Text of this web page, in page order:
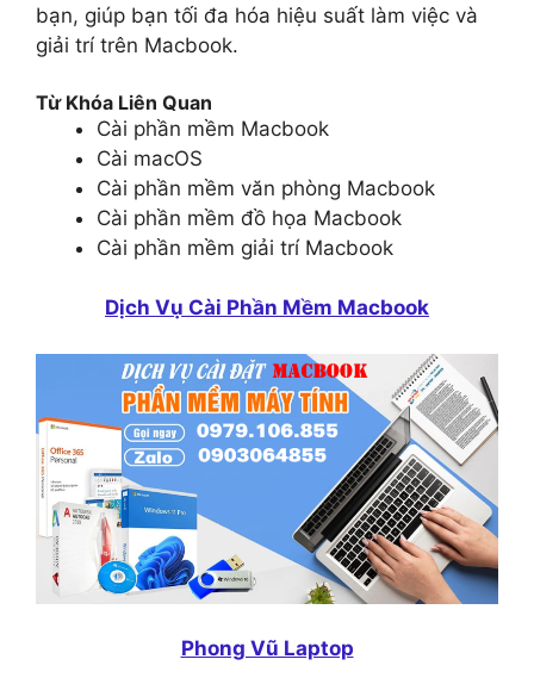
bạn, giúp bạn tối đa hóa hiệu suất làm việc và
giải trí trên Macbook.
Từ Khóa Liên Quan
Cài phần mềm Macbook
Cài macOS
Cài phần mềm văn phòng Macbook
Cài phần mềm đồ họa Macbook
Cài phần mềm giải trí Macbook
Dịch Vụ Cài Phần Mềm Macbook
Phong Vũ Laptop